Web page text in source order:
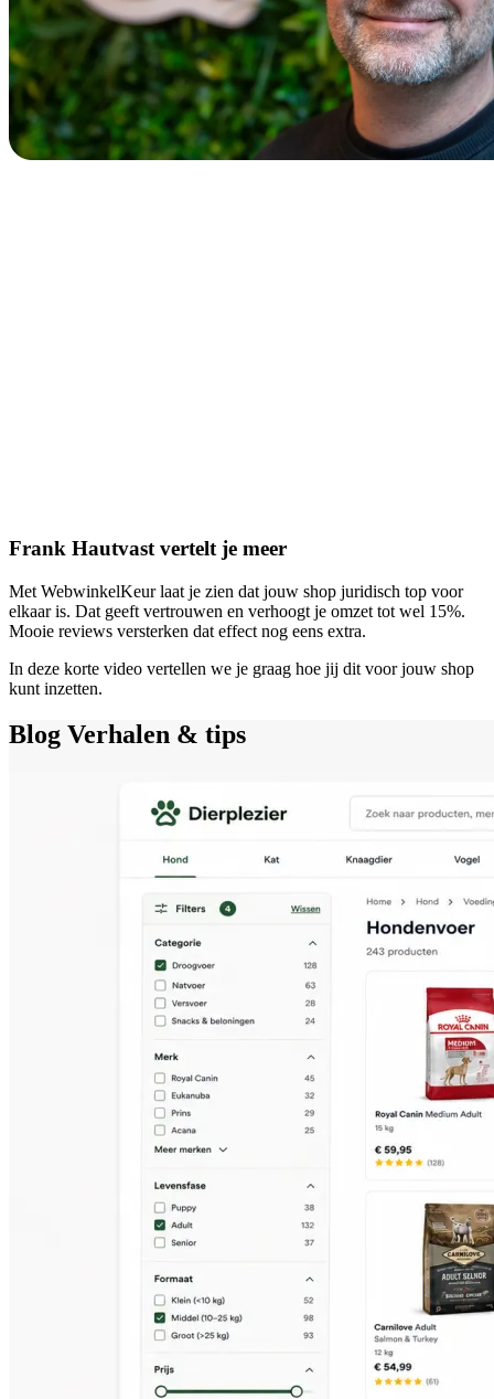
Frank Hautvast vertelt je meer
Met WebwinkelKeur laat je zien dat jouw shop juridisch top voor
elkaar is. Dat geeft vertrouwen en verhoogt je omzet tot wel 15%.
Mooie reviews versterken dat effect nog eens extra.
In deze korte video vertellen we je graag hoe jij dit voor jouw shop
kunt inzetten.
Blog Verhalen & tips